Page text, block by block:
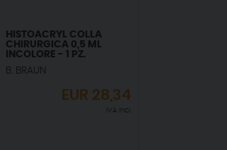
HISTOACRYL COLLA
CHIRURGICA 0,5 ML
INCOLORE - 1 PZ.
B. BRAUN
EUR 28,34
IVA incl.